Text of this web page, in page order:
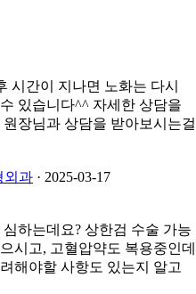
시간이 지나면 노화는 다시
있습니다^^ 자세한 상담을
장님과 상담을 받아보시는걸
외과 · 2025-03-17
하는데요? 상한검 수술 가능
시고, 고혈압약도 복용중인데
해야할 사항도 있는지 알고